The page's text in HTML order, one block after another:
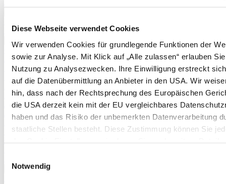
Diese Webseite verwendet Cookies
Wir verwenden Cookies für grundlegende Funktionen der
sowie zur Analyse. Mit Klick auf „Alle zulassen“ erlauben
Nutzung zu Analysezwecken. Ihre Einwilligung erstreckt
auf die Datenübermittlung an Anbieter in den USA. Wir
hin, dass nach der Rechtsprechung des Europäischen
die USA derzeit kein mit der EU vergleichbares
haben und das Risiko der unbemerkten Datenverarbeitung
staatliche Stellen besteht. Diese Zustimmung können Sie
Informationen zu Cookies finden Sie in
Notwendig
Schnäppchen
✖
Gartenjahr im Überblick
Januar
Februar
April
Mai
Juni
Juli
August
September
Mehr anzeigen >>